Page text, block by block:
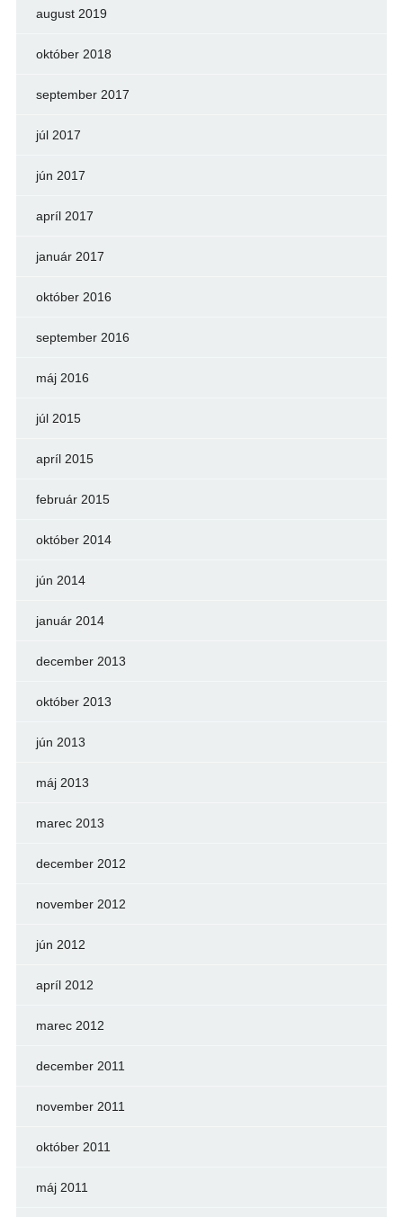
august 2019
október 2018
september 2017
júl 2017
jún 2017
apríl 2017
január 2017
október 2016
september 2016
máj 2016
júl 2015
apríl 2015
február 2015
október 2014
jún 2014
január 2014
december 2013
október 2013
jún 2013
máj 2013
marec 2013
december 2012
november 2012
jún 2012
apríl 2012
marec 2012
december 2011
november 2011
október 2011
máj 2011